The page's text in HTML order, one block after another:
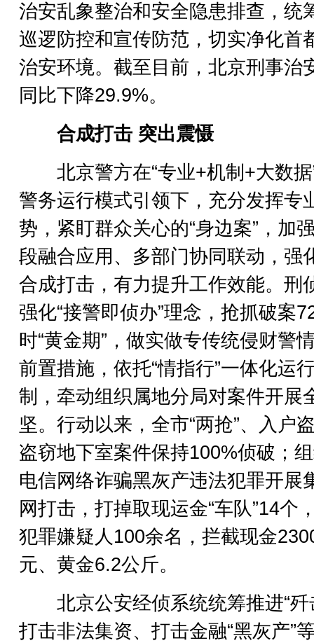
治安乱象整治和安全隐患排查，统
巡逻防控和宣传防范，切实净化首
治安环境。截至目前，北京刑事治
同比下降29.9%。
合成打击 突出震慑
北京警方在“专业+机制+大数据
警务运行模式引领下，充分发挥专
势，紧盯群众关心的“身边案”，加
段融合应用、多部门协同联动，强
合成打击，有力提升工作效能。刑
强化“接警即侦办”理念，抢抓破案
时“黄金期”，做实做专传统侵财警
前置措施，依托“情指行”一体化运
制，牵动组织属地分局对案件开展
坚。行动以来，全市“两抢”、入户
盗窃地下室案件保持100%侦破；
电信网络诈骗黑灰产违法犯罪开展
网打击，打掉取现运金“车队”14个
犯罪嫌疑人100余名，拦截现金
元、黄金6.2公斤。
北京公安经侦系统统筹推进“歼
打击非法集资、打击金融“黑灰产”